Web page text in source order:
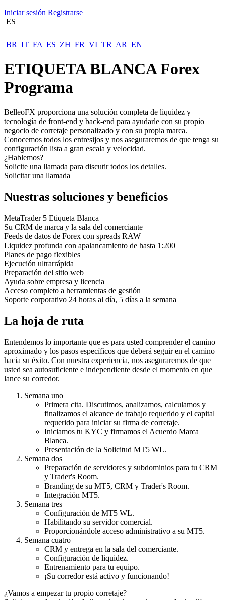
Iniciar sesión Registrarse
ES
BR IT FA ES ZH FR VI TR AR EN
ETIQUETA BLANCAForex
Programa
BelleoFX proporciona una solución completa de liquidez y
tecnología de front-end y back-end para ayudarle con su propio
negocio de corretaje personalizado y con su propia marca.
Conocemos todos los entresijos y nos aseguraremos de que tenga su
configuración lista a gran escala y velocidad.
¿Hablemos?
Solicite una llamada para discutir todos los detalles.
Solicitar una llamada
Nuestras soluciones y beneficios
MetaTrader 5 Etiqueta Blanca
Su CRM de marca y la sala del comerciante
Feeds de datos de Forex con spreads RAW
Liquidez profunda con apalancamiento de hasta 1:200
Planes de pago flexibles
Ejecución ultrarrápida
Preparación del sitio web
Ayuda sobre empresa y licencia
Acceso completo a herramientas de gestión
Soporte corporativo 24 horas al día, 5 días a la semana
La hoja de ruta
Entendemos lo importante que es para usted comprender el camino
aproximado y los pasos específicos que deberá seguir en el camino
hacia su éxito. Con nuestra experiencia, nos aseguraremos de que
usted sea autosuficiente e independiente desde el momento en que
lance su corredor.
Semana uno
Primera cita. Discutimos, analizamos, calculamos y
finalizamos el alcance de trabajo requerido y el capital
requerido para iniciar su firma de corretaje.
Iniciamos tu KYC y firmamos el Acuerdo Marca
Blanca.
Presentación de la Solicitud MT5 WL.
Semana dos
Preparación de servidores y subdominios para tu CRM
y Trader's Room.
Branding de su MT5, CRM y Trader's Room.
Integración MT5.
Semana tres
Configuración de MT5 WL.
Habilitando su servidor comercial.
Proporcionándole acceso administrativo a su MT5.
Semana cuatro
CRM y entrega en la sala del comerciante.
Configuración de liquidez.
Entrenamiento para tu equipo.
¡Su corredor está activo y funcionando!
¿Vamos a empezar tu propio corretaje?